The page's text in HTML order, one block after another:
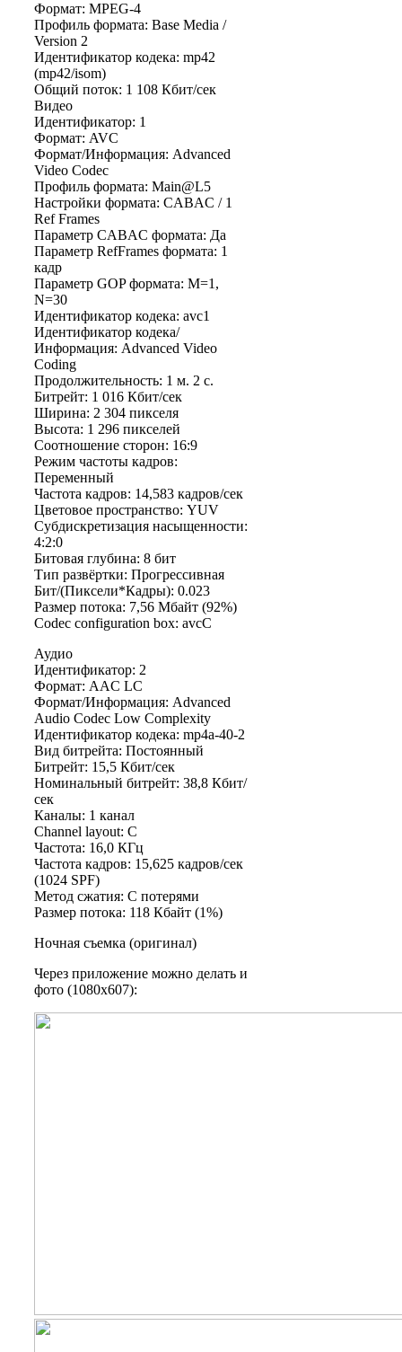
Формат: MPEG-4
Профиль формата: Base Media /
Version 2
Идентификатор кодека: mp42
(mp42/isom)
Общий поток: 1 108 Кбит/сек
Видео
Идентификатор: 1
Формат: AVC
Формат/Информация: Advanced
Video Codec
Профиль формата: Main@L5
Настройки формата: CABAC / 1
Ref Frames
Параметр CABAC формата: Да
Параметр RefFrames формата: 1
кадр
Параметр GOP формата: M=1,
N=30
Идентификатор кодека: avc1
Идентификатор кодека/
Информация: Advanced Video
Coding
Продолжительность: 1 м. 2 с.
Битрейт: 1 016 Кбит/сек
Ширина: 2 304 пикселя
Высота: 1 296 пикселей
Соотношение сторон: 16:9
Режим частоты кадров:
Переменный
Частота кадров: 14,583 кадров/сек
Цветовое пространство: YUV
Субдискретизация насыщенности:
4:2:0
Битовая глубина: 8 бит
Тип развёртки: Прогрессивная
Бит/(Пиксели*Кадры): 0.023
Размер потока: 7,56 Мбайт (92%)
Codec configuration box: avcC
Аудио
Идентификатор: 2
Формат: AAC LC
Формат/Информация: Advanced
Audio Codec Low Complexity
Идентификатор кодека: mp4a-40-2
Вид битрейта: Постоянный
Битрейт: 15,5 Кбит/сек
Номинальный битрейт: 38,8 Кбит/
сек
Каналы: 1 канал
Channel layout: C
Частота: 16,0 КГц
Частота кадров: 15,625 кадров/сек
(1024 SPF)
Метод сжатия: С потерями
Размер потока: 118 Кбайт (1%)
Ночная съемка (оригинал)
Через приложение можно делать и
фото (1080х607):